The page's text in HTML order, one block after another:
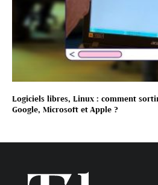
Logiciels libres, Linux : comment
Google, Microsoft et Apple ?